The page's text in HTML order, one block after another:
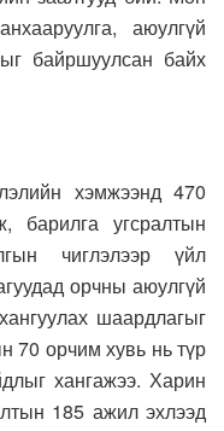
аюулгүй
байршуулсан байх
хэмжээнд 470
барилга угсралтын
чиглэлээр үйл
орчны аюулгүй
шаардлагыг
70 орчим хувь нь түр
хангажээ. Харин
185 ажил эхлээд